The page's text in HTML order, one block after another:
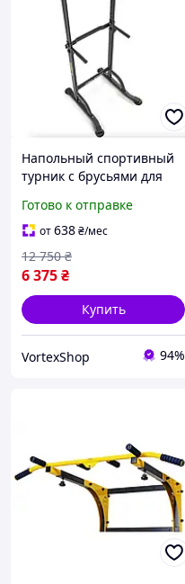
Напольный спортивный
турник с брусьями для
подтягиваний дома и в
спортзале
Готово к отправке
от638₴/мес
6 375₴
12 750 ₴
Купить
VortexShop 94%